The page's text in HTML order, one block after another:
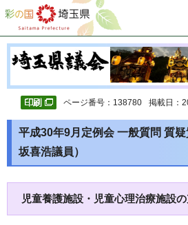
彩の国 埼玉県
ページ番号：138780 掲載日：
平成30年9月定例会 一般質問 質
坂喜浩議員）
児童養護施設・児童心理治療施設